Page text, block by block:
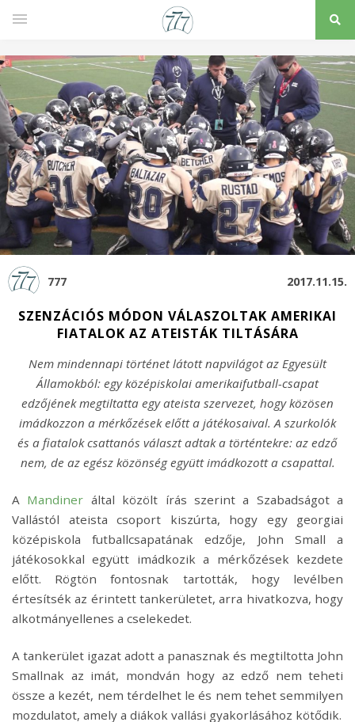
777 2017.11.15.
SZENZÁCIÓS MÓDON VÁLASZOLTAK AMERIKAI
FIATALOK AZ ATEISTÁK TILTÁSÁRA
Nem mindennapi történet látott napvilágot az Egyesült
Államokból: egy középiskolai amerikaifutball-csapat
edzőjének megtiltatta egy ateista szervezet, hogy közösen
imádkozzon a mérkőzések előtt a játékosaival. A szurkolók
és a fiatalok csattanós választ adtak a történtekre: az edző
nem, de az egész közönség együtt imádkozott a csapattal.
A Mandiner által közölt írás szerint a Szabadságot a
Vallástól ateista csoport kiszúrta, hogy egy georgiai
középiskola futballcsapatának edzője, John Small a
játékosokkal együtt imádkozik a mérkőzések kezdete
előtt. Rögtön fontosnak tartották, hogy levélben
értesítsék az érintett tankerületet, arra hivatkozva, hogy
alkotmányellenes a cselekedet.
A tankerület igazat adott a panasznak és megtiltotta John
Smallnak az imát, mondván hogy az edző nem teheti
össze a kezét, nem térdelhet le és nem tehet semmilyen
mozdulatot, amely a diákok vallási gyakorlásához kötődik.